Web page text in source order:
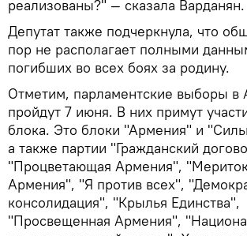
реализованы?" — сказала Варданян.
Депутат также подчеркнула, что
пор не располагает полными
погибших во всех боях за родину.
Отметим, парламентские выборы в
пройдут 7 июня. В них примут
блока. Это блоки "Армения" и
а также партии "Гражданский
"Процветающая Армения",
Армения", "Я против всех",
консолидация", "Крылья Единства",
"Просвещенная Армения",